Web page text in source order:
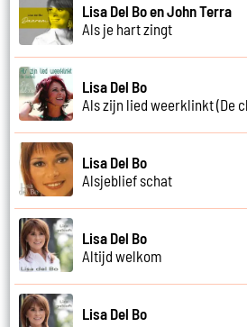
Lisa Del Bo en John Terra
Als je hart zingt
Lisa Del Bo
Als zijn lied weerklinkt (De
Lisa Del Bo
Alsjeblief schat
Lisa Del Bo
Altijd welkom
Lisa Del Bo